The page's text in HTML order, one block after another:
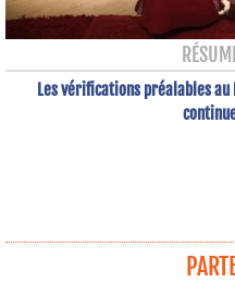
Les vérifications préalables au